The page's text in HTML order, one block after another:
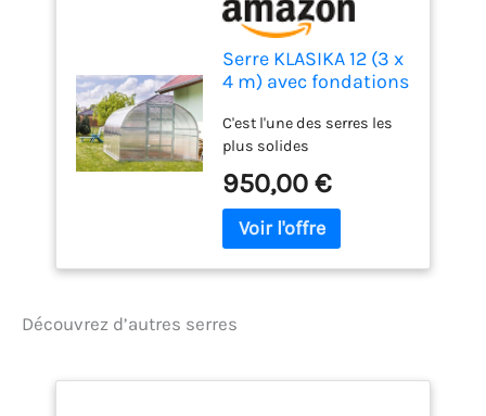
Serre KLASIKA 12 (3 x
4 m) avec fondations
6 mm
C'est l'une des serres les
plus solides
950,00 €
Découvrez d’autres serres